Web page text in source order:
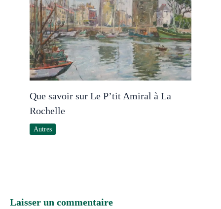
Que savoir sur Le P’tit Amiral à La
Rochelle
Autres
Laisser un commentaire